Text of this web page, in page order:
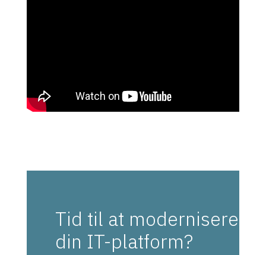
Tid til at modernisere
din IT-platform?